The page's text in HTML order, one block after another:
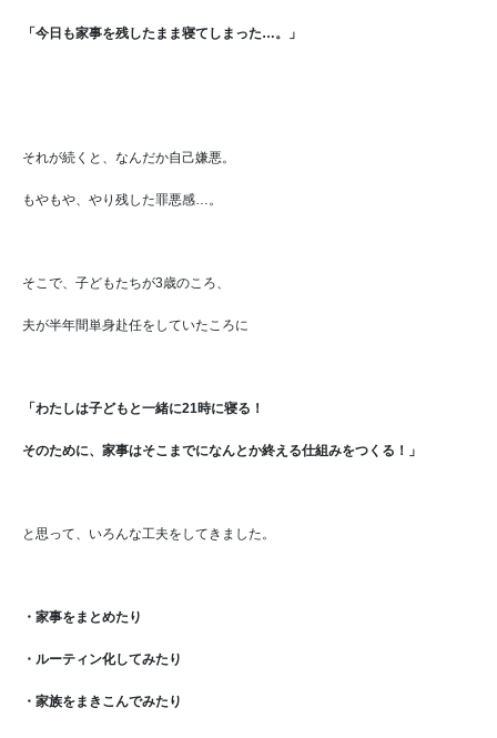
「今日も家事を残したまま寝てしまった…。」
それが続くと、なんだか自己嫌悪。
もやもや、やり残した罪悪感…。
そこで、子どもたちが3歳のころ、
夫が半年間単身赴任をしていたころに
「わたしは子どもと一緒に21時に寝る！
そのために、家事はそこまでになんとか終える仕組みをつくる！」
と思って、いろんな工夫をしてきました。
・家事をまとめたり
・ルーティン化してみたり
・家族をまきこんでみたり